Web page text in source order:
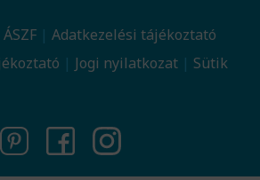
ÁSZF
Adatkezelési tájékoztató
Jogi nyilatkozat Sütik